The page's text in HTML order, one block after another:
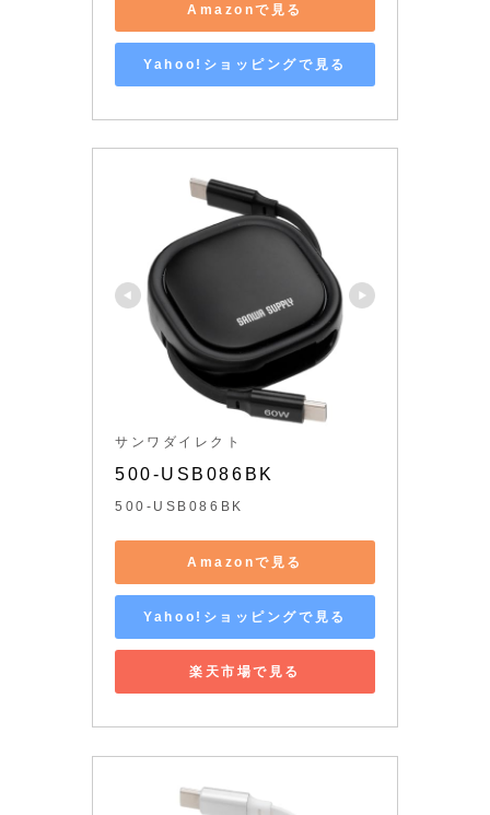
Amazonで見る
Yahoo!ショッピングで見る
サンワダイレクト
500-USB086BK
500-USB086BK
Amazonで見る
Yahoo!ショッピングで見る
楽天市場で見る